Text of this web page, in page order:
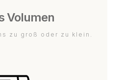
Volumen
zu groß oder zu klein.